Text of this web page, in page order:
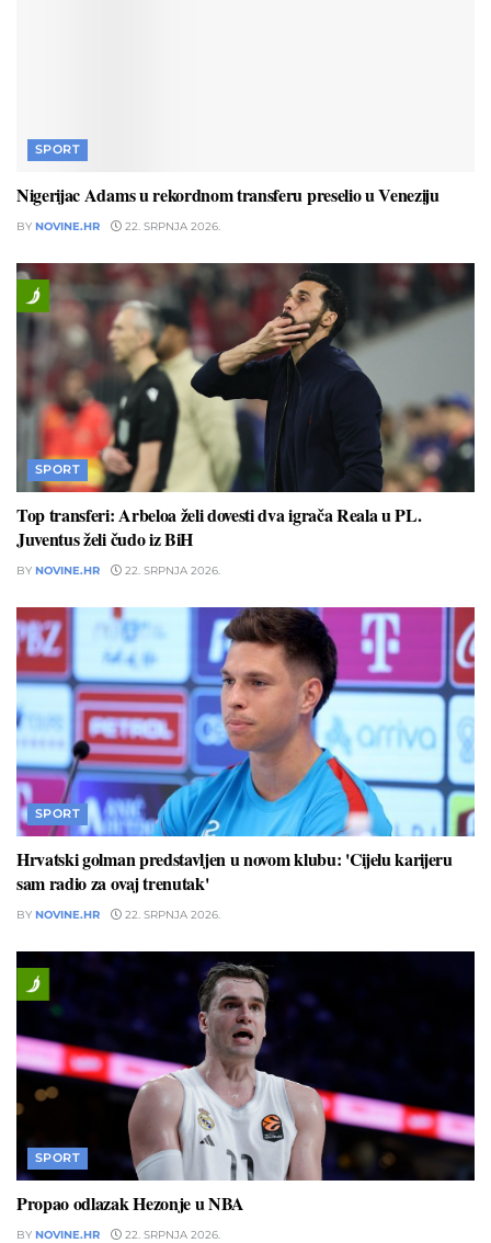
SPORT
Nigerijac Adams u rekordnom transferu preselio u Veneziju
BY NOVINE.HR 22. SRPNJA 2026.
SPORT
Top transferi: Arbeloa želi dovesti dva igrača Reala u PL.
Juventus želi čudo iz BiH
BY NOVINE.HR 22. SRPNJA 2026.
SPORT
Hrvatski golman predstavljen u novom klubu: 'Cijelu karijeru
sam radio za ovaj trenutak'
BY NOVINE.HR 22. SRPNJA 2026.
SPORT
Propao odlazak Hezonje u NBA
BY NOVINE.HR 22. SRPNJA 2026.